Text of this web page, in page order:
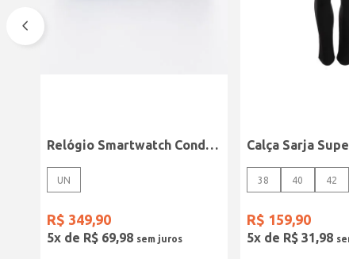
Relógio Smartwatch Condor PRETO
UN
R$ 349,90
5x de R$ 69,98
38 40 42
R$ 159,90
5x de R$ 31,98